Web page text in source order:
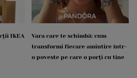
IKEA
Vara care te schimbă: cum
transformi fiecare amintire într-
o poveste pe care o porți cu tine